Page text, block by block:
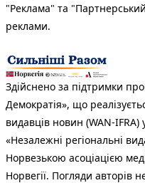
"Реклама" та
реклами.
Здійснено за підтримки
Демократія», що
видавців новин (WAN-IFRA)
«Незалежні регіональні
Норвезькою асоціацією
Норвегії. Погляди авторів